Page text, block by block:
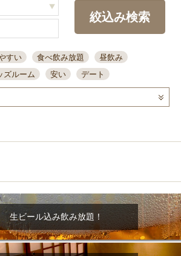
絞込み検索
すい 食べ飲み放題
昼飲み
ズルーム 安い
デート
座敷席 記念日 泡盛
喫煙可
客に人気 大部屋30名
カウンター
マス 和食
クーポン
理 スイーツ
結納・顔会わせ
に一杯
店内全面禁煙
美栄橋駅周辺
生ビール込み飲み放題！